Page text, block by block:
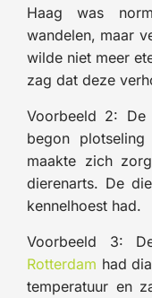
Haag was
wandelen, maar
wilde niet meer
zag dat deze
Voorbeeld 2: De
begon
maakte zich
dierenarts. De
kennelhoest had.
Voorbeeld 3:
Rotterdam had
temperatuur en